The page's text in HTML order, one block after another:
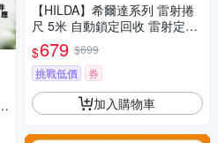
【HILDA】希爾達系列 雷射捲
尺 5米 自動鎖定回收 雷射定位
水平儀裝潢木工必備 精準測量
神器
$679 $699
挑戰低價
券
加入購物車